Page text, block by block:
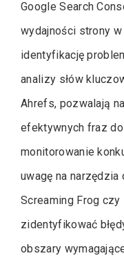
Google Search
wydajności strony
identyfikację
analizy słów
Ahrefs, pozwalają
efektywnych fraz
monitorowanie
uwagę na narzędzia
Screaming Frog
zidentyfikować
obszary